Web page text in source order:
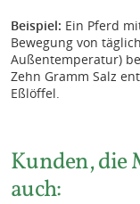
Beispiel: Ein Pferd
Bewegung von
Außentemperatur)
Zehn Gramm Salz
Eßlöffel.
Kunden, die
auch: